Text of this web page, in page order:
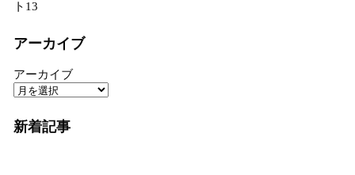
ト 13
アーカイブ
アーカイブ
新着記事